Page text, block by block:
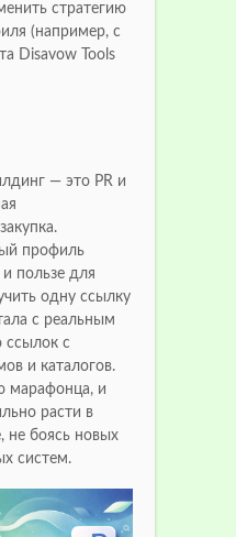
стратегию
(например, с
Disavow Tools
— это PR и
профиль
и пользе для
одну ссылку
с реальным
ссылок с
и каталогов.
марафонца, и
расти в
не боясь новых
систем.